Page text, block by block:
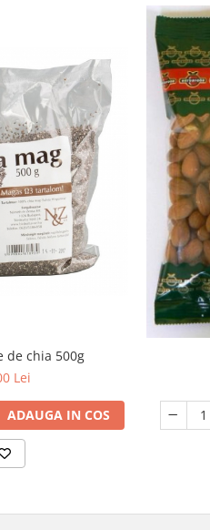
de chia 500g
Lei
ADAUGA IN COS